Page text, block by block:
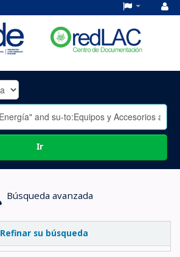
Ir
Búsqueda avanzada
Refinar su búsqueda